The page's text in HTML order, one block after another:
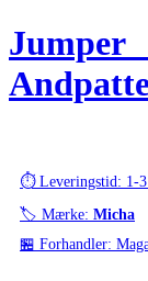
⏱️ Leveringstid: 1-3
🏷️ Mærke: Micha
🏪 Forhandler: